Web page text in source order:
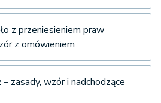
z przeniesieniem praw
z omówieniem
zasady, wzór i nadchodzące